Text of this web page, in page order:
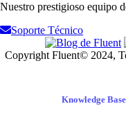
Nuestro prestigioso equipo
Soporte Técnico
Copyright Fluent© 2024,
Knowledge